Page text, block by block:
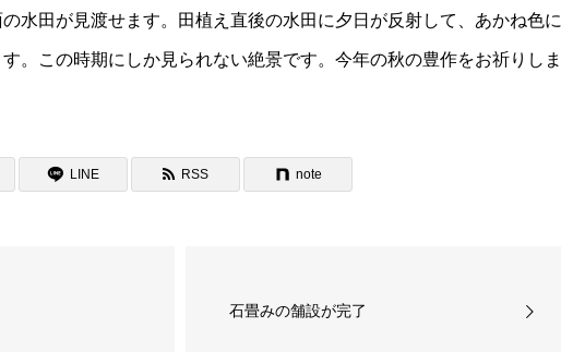
水田が見渡せます。田植え直後の水田に夕日が反射して、あかね色に
。この時期にしか見られない絶景です。今年の秋の豊作をお祈りしま
LINE RSS note
石畳みの舗設が完了